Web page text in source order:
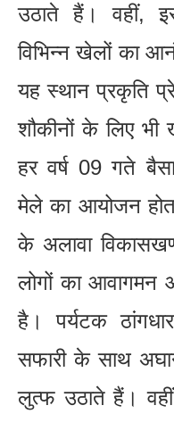
उठाते हैं। वहीं,
विभिन्न खेलों का
यह स्थान प्रकृति
शौकीनों के लिए
हर वर्ष 09 गते
मेले का आयोजन
के अलावा
लोगों का आवागमन
है। पर्यटक
सफारी के साथ
लुत्फ उठाते हैं।